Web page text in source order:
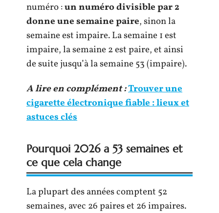
numéro :un numéro divisible par 2
donne une semaine paire, sinon la
semaine est impaire. La semaine 1 est
impaire, la semaine 2 est paire, et ainsi
de suite jusqu’à la semaine 53 (impaire).
A lire en complément :Trouver une
cigarette électronique fiable : lieux et
astuces clés
Pourquoi 2026 a 53 semaines et
ce que cela change
La plupart des années comptent 52
semaines, avec 26 paires et 26 impaires.